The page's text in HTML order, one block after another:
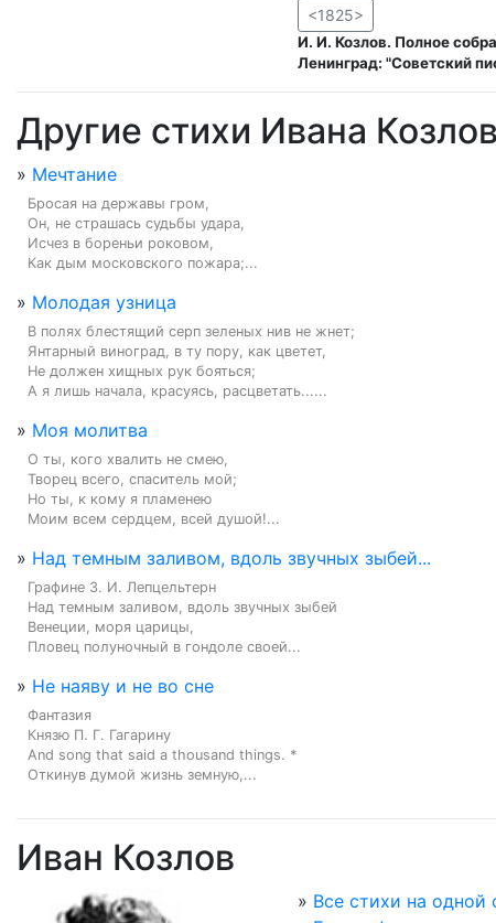
<1825>
И. И. Козлов. Полное
Ленинград: "Советский
Другие стихи Ивана
» Мечтание
Бросая на державы гром,
Он, не страшась судьбы удара,
Исчез в бореньи роковом,
Как дым московского пожара;...
» Молодая узница
В полях блестящий серп зеленых нив не жнет;
Янтарный виноград, в ту пору, как цветет,
Не должен хищных рук бояться;
А я лишь начала, красуясь, расцветать......
» Моя молитва
О ты, кого хвалить не смею,
Творец всего, спаситель мой;
Но ты, к кому я пламенею
Моим всем сердцем, всей душой!...
» Над темным заливом, вдоль звучных зыбей...
Графине 3. И. Лепцельтерн
Над темным заливом, вдоль звучных зыбей
Венеции, моря царицы,
Пловец полуночный в гондоле своей...
» Не наяву и не во сне
Фантазия
Князю П. Г. Гагарину
And song that said a thousand things. *
Откинув думой жизнь земную,...
Иван Козлов
» Все стихи на одной